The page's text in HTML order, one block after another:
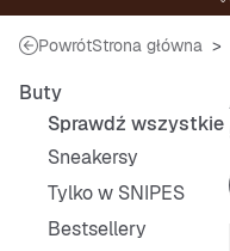
PowrótStrona główna
Buty
Sprawdź wszystkie
Sneakersy
Tylko w SNIPES
Bestsellery